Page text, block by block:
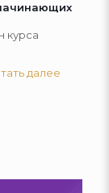
курса
далее